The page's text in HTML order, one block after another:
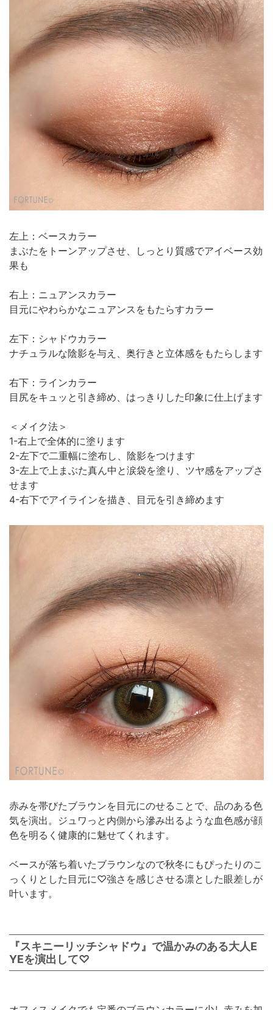
左上：ベースカラー
まぶたをトーンアップさせ、しっとり質感でアイベース効
果も
右上：ニュアンスカラー
目元にやわらかなニュアンスをもたらすカラー
左下：シャドウカラー
ナチュラルな陰影を与え、奥行きと立体感をもたらします
右下：ラインカラー
目尻をキュッと引き締め、はっきりした印象に仕上げます
＜メイク法＞
1-右上で全体的に塗ります
2-左下で二重幅に塗布し、陰影をつけます
3-左上で上まぶた真ん中と涙袋を塗り、ツヤ感をアップさ
せます
4-右下でアイラインを描き、目元を引き締めます
赤みを帯びたブラウンを目元にのせることで、品のある色
気を演出。ジュワっと内側から滲み出るような血色感が顔
色を明るく健康的に魅せてくれます。
ベースが落ち着いたブラウンなので秋冬にもぴったりのこ
っくりとした目元に♡強さを感じさせる凛とした眼差しが
叶います。
『スキニーリッチシャドウ』で温かみのある大人E
YEを演出して♡